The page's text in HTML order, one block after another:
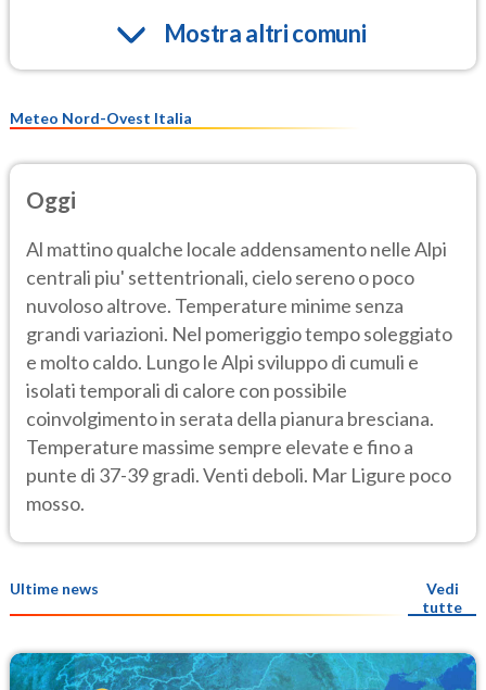
Mostra altri comuni
Meteo Nord-Ovest Italia
Oggi
Al mattino qualche locale addensamento nelle Alpi
centrali piu' settentrionali, cielo sereno o poco
nuvoloso altrove. Temperature minime senza
grandi variazioni. Nel pomeriggio tempo soleggiato
e molto caldo. Lungo le Alpi sviluppo di cumuli e
isolati temporali di calore con possibile
coinvolgimento in serata della pianura bresciana.
Temperature massime sempre elevate e fino a
punte di 37-39 gradi. Venti deboli. Mar Ligure poco
mosso.
Ultime news
Vedi
tutte